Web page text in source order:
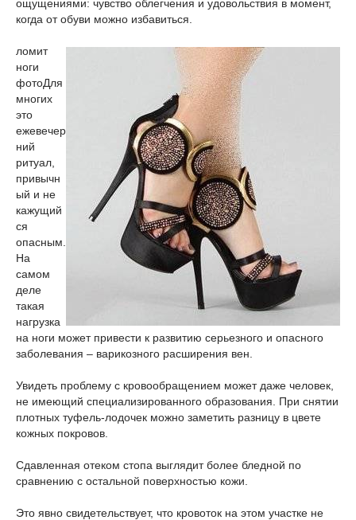
ощущениями: чувство облегчения и удовольствия в момент,
когда от обуви можно избавиться.
ломит
ноги
фотоДля
многих
это
ежевечер
ний
ритуал,
привычн
ый и не
кажущий
ся
опасным.
На
самом
деле
такая
нагрузка
на ноги может привести к развитию серьезного и опасного
заболевания – варикозного расширения вен.
Увидеть проблему с кровообращением может даже человек,
не имеющий специализированного образования. При снятии
плотных туфель-лодочек можно заметить разницу в цвете
кожных покровов.
Сдавленная отеком стопа выглядит более бледной по
сравнению с остальной поверхностью кожи.
Это явно свидетельствует, что кровоток на этом участке не